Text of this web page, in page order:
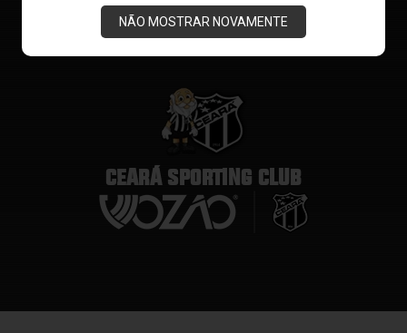
NÃO MOSTRAR NOVAMENTE
CEARÁ SPORTING CLUB